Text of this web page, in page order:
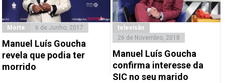
Morte 6 de Junho, 2017
Manuel Luís Goucha
revela que podia ter
morrido
televisão
26 de Novembro, 2018
Manuel Luís Goucha
confirma interesse da
SIC no seu marido